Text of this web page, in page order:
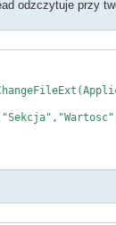
odzczytuje przy